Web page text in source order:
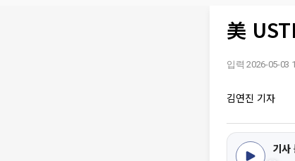
美
입력 2026-05-03
김연진 기자
기사